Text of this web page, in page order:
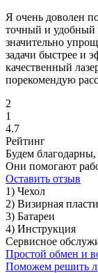
Я очень доволен
точный и удобный
значительно
задачи быстрее и
качественный
порекомендую
2
1
4.7
Рейтинг
Будем
Они помогают
Оставить отзыв
1) Чехол
2) Визирная
3) Батареи
4) Инструкция
Сервисное
Простой обмен и
Поможем решить